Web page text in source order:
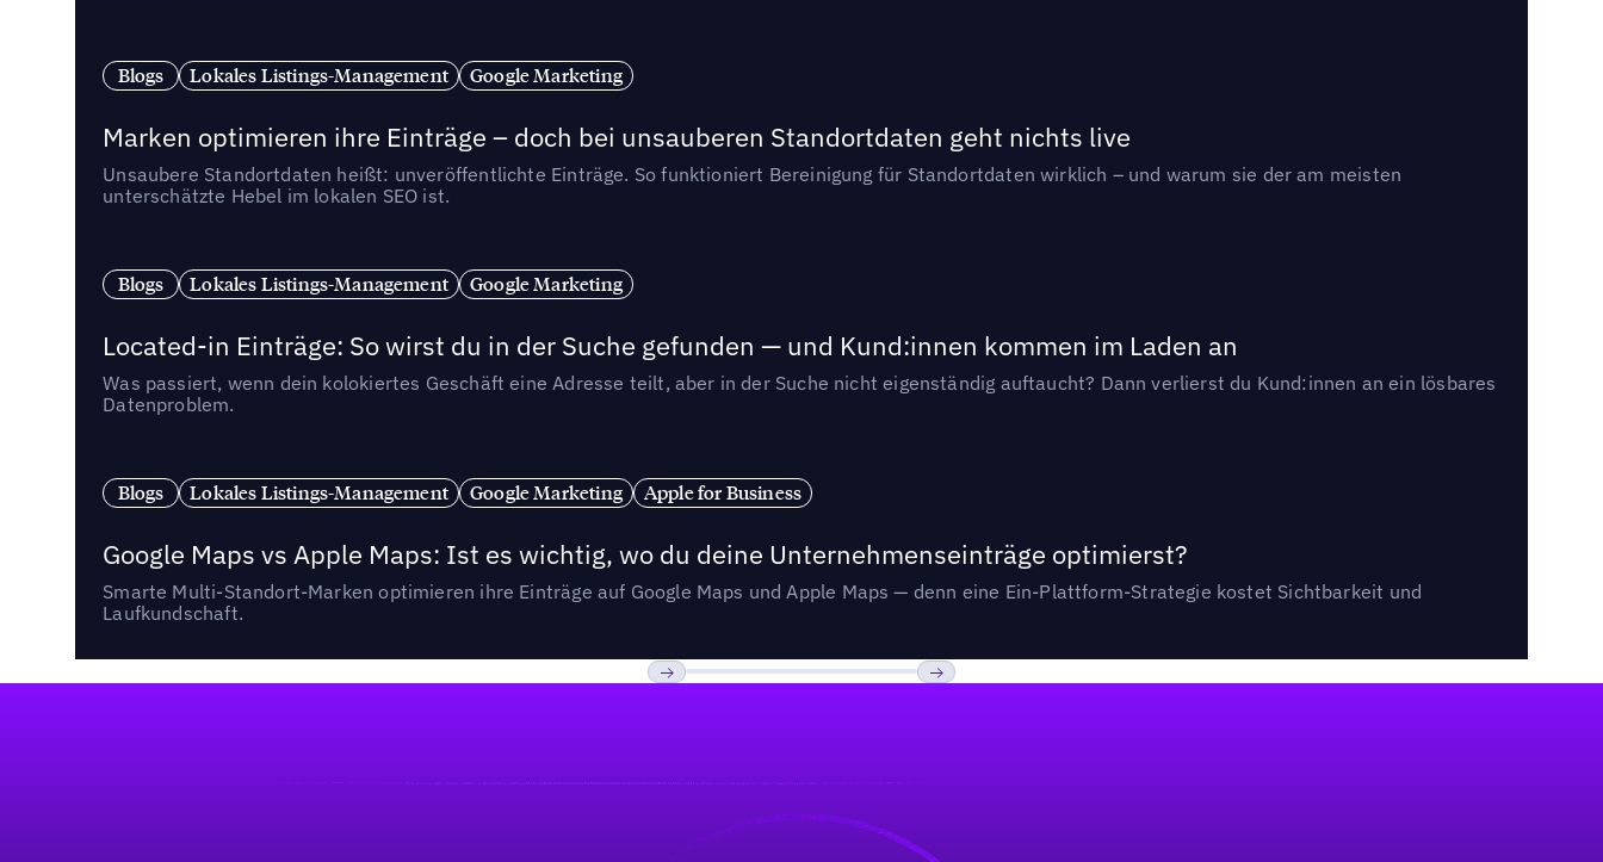
Blogs Lokales Listings-Management Google Marketing
Marken optimieren ihre Einträge – doch bei unsauberen Standortdaten geht nichts live
Unsaubere Standortdaten heißt: unveröffentlichte Einträge. So funktioniert Bereinigung für Standortdaten wirklich – und warum sie der am meisten
unterschätzte Hebel im lokalen SEO ist.
Blogs Lokales Listings-Management Google Marketing
Located-in Einträge: So wirst du in der Suche gefunden — und Kund:innen kommen im Laden an
Was passiert, wenn dein kolokiertes Geschäft eine Adresse teilt, aber in der Suche nicht eigenständig auftaucht? Dann verlierst du Kund:innen an ein lösbares
Datenproblem.
Blogs Lokales Listings-Management Google Marketing Apple for Business
Google Maps vs Apple Maps: Ist es wichtig, wo du deine Unternehmenseinträge optimierst?
Smarte Multi-Standort-Marken optimieren ihre Einträge auf Google Maps und Apple Maps — denn eine Ein-Plattform-Strategie kostet Sichtbarkeit und
Laufkundschaft.